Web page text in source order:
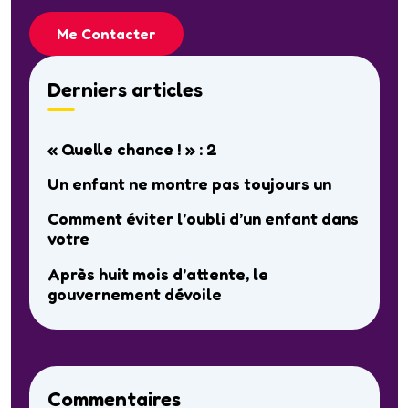
Me Contacter
Derniers articles
« Quelle chance ! » : 2
Un enfant ne montre pas toujours un
Comment éviter l’oubli d’un enfant dans
votre
Après huit mois d’attente, le
gouvernement dévoile
Commentaires